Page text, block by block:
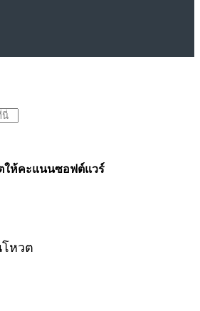
ให้คะแนนซอฟต์แวร์
หวต